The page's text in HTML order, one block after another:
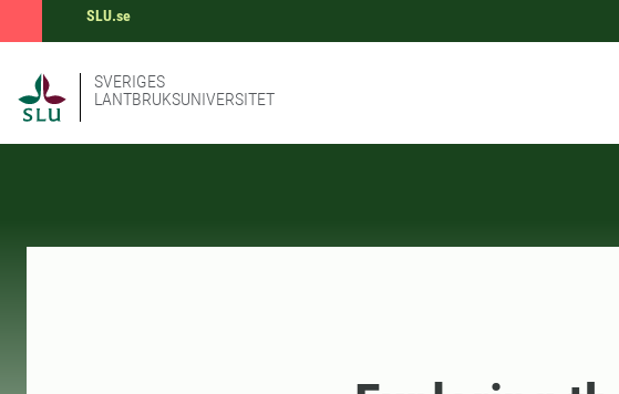
SLU.se
SVERIGES
LANTBRUKSUNIVERSITET